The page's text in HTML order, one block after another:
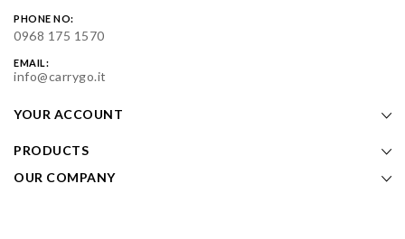
PHONE NO:
0968 175 1570
EMAIL:
info@carrygo.it
YOUR ACCOUNT
PRODUCTS
OUR COMPANY